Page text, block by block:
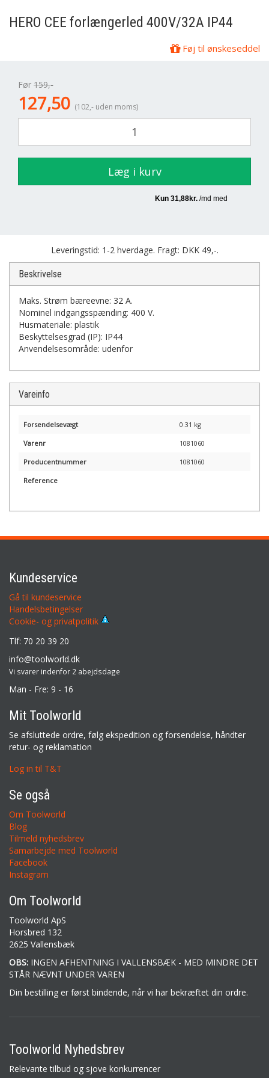
HERO CEE forlængerled 400V/32A IP44
Føj til ønskeseddel
Før 159,-
127,50 (102,- uden moms)
Læg i kurv
Leveringstid: 1-2 hverdage. Fragt: DKK 49,-.
Beskrivelse
Maks. Strøm bæreevne: 32 A.
Nominel indgangsspænding: 400 V.
Husmateriale: plastik
Beskyttelsesgrad (IP): IP44
Anvendelsesområde: udenfor
Vareinfo
Forsendelsevægt 0.31 kg
Varenr 1081060
Producentnummer 1081060
Reference
Kundeservice
Gå til kundeservice
Handelsbetingelser
Cookie- og privatpolitik
Tlf: 70 20 39 20
info@toolworld.dk
Vi svarer indenfor 2 abejdsdage
Man - Fre: 9 - 16
Mit Toolworld
Se afsluttede ordre, følg ekspedition og forsendelse, håndter
retur- og reklamation
Log in til T&T
Se også
Om Toolworld
Blog
Tilmeld nyhedsbrev
Samarbejde med Toolworld
Facebook
Instagram
Om Toolworld
Toolworld ApS
Horsbred 132
2625 Vallensbæk
OBS: INGEN AFHENTNING I VALLENSBÆK - MED MINDRE DET
STÅR NÆVNT UNDER VAREN
Din bestilling er først bindende, når vi har bekræftet din ordre.
Toolworld Nyhedsbrev
Relevante tilbud og sjove konkurrencer